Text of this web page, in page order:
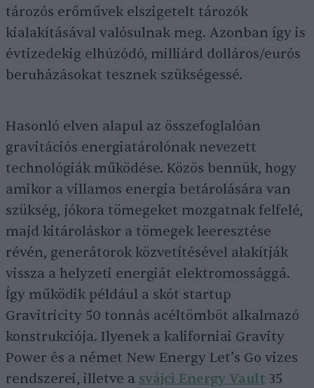
tározós erőművek elszigetelt tározók
kialakításával valósulnak meg. Azonban így is
évtizedekig elhúzódó, milliárd dolláros/eurós
beruházásokat tesznek szükségessé.
Hasonló elven alapul az összefoglalóan
gravitációs energiatárolónak nevezett
technológiák működése. Közös bennük, hogy
amikor a villamos energia betárolására van
szükség, jókora tömegeket mozgatnak felfelé,
majd kitároláskor a tömegek leeresztése
révén, generátorok közvetítésével alakítják
vissza a helyzeti energiát elektromossággá.
Így működik például a skót startup
Gravitricity 50 tonnás acéltömböt alkalmazó
konstrukciója. Ilyenek a kaliforniai Gravity
Power és a német New Energy Let’s Go vizes
rendszerei, illetve a svájci Energy Vault 35